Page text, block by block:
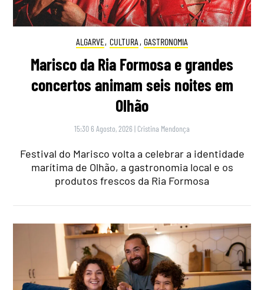
ALGARVE, CULTURA , GASTRONOMIA
Marisco da Ria Formosa e grandes
concertos animam seis noites em
Olhão
15:30 6 Agosto, 2026 | Cristina Mendonça
Festival do Marisco volta a celebrar a identidade
marítima de Olhão, a gastronomia local e os
produtos frescos da Ria Formosa